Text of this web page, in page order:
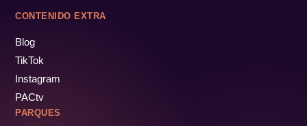
CONTENIDO EXTRA
Blog
TikTok
Instagram
PACtv
PARQUES